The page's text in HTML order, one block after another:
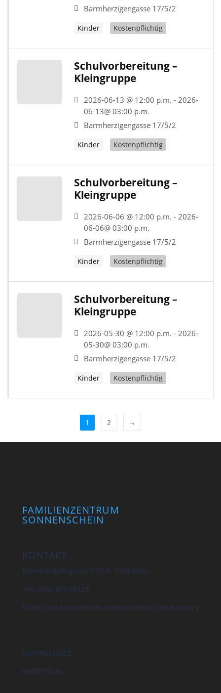
Barmherzigengasse 17/5/2
Kinder Kostenpflichtig
Schulvorbereitung –
Kleingruppe
2026-06-13 @ 12:00 p.m. - 2026-
06-13@ 03:00 p.m.
Barmherzigengasse 17/5/2
Kinder Kostenpflichtig
Schulvorbereitung –
Kleingruppe
2026-06-06 @ 12:00 p.m. - 2026-
06-06@ 03:00 p.m.
Barmherzigengasse 17/5/2
Kinder Kostenpflichtig
Schulvorbereitung –
Kleingruppe
2026-05-30 @ 12:00 p.m. - 2026-
05-30@ 03:00 p.m.
Barmherzigengasse 17/5/2
Kinder Kostenpflichtig
1 2 →
FAMILIENZENTRUM
SONNENSCHEIN
KONTAKT
Barmherzigengasse 17/5/2, 1030 Wien
Tel.: 0681 819 06158
E-Mail: familienzentrum-sonnenschein@hotmail.com
DATENSCHUTZ
IMPRESSUM